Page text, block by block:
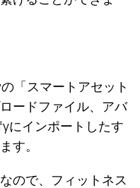
「スマートアセット
ードファイル、アバ
にインポートしたす
す。
ので、フィットネス